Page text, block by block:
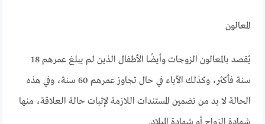
المعالون
يُقصد بالمعالون الزوجات وأيضًا الأطفال الذين لم يبلغ عمرهم 18
سنة فأكثر، وكذلك الآباء في حال تجاوز عمرهم 60 سنة، وفي هذه
الحالة لا بد من تضمين المستندات اللازمة لإثبات حالة العلاقة، منها